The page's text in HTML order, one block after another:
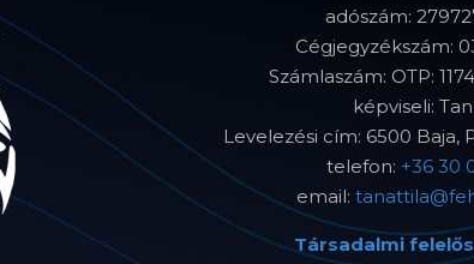
adószám:
Cégjegyzékszám:
Számlaszám: OTP:
képviseli:
Levelezési cím: 6500 Baja,
telefon: +36 30
email:
Társadalmi